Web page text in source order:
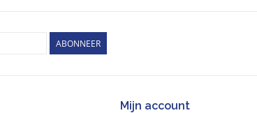
ABONNEER
Mijn account